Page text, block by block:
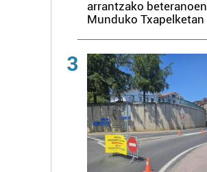
arrantzako beteranoen
Munduko Txapelketan
3